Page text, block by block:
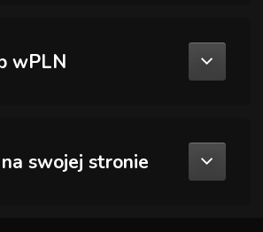
wPLN
swojej stronie